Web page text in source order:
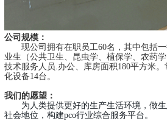
公司规模：
现公司拥有在职员工60名，其中包括
业生（公共卫生、昆虫学、植保学、农药
技术服务人员.办公、库房面积180平方米
化设备14台。
我们的愿望：
为人类提供更好的生产生活环境，做
社会地位，构建pco行业综合服务平台。